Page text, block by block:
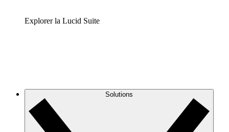
Explorer la Lucid Suite
Solutions